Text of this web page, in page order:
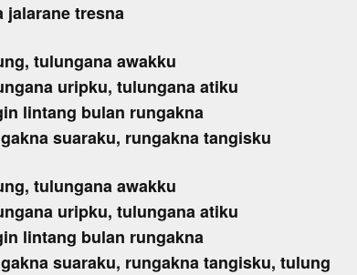
jalarane tresna
tulungana awakku
uripku, tulungana atiku
lintang bulan rungakna
suaraku, rungakna tangisku
tulungana awakku
uripku, tulungana atiku
lintang bulan rungakna
suaraku, rungakna tangisku, tulung